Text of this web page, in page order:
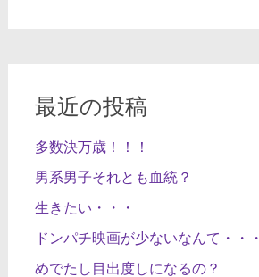
最近の投稿
多数決万歳！！！
男系男子それとも血統？
生きたい・・・
ドンパチ映画が少ないなんて・・・
めでたし目出度しになるの？